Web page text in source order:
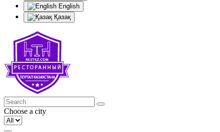
English
Қазақ
Choose a city